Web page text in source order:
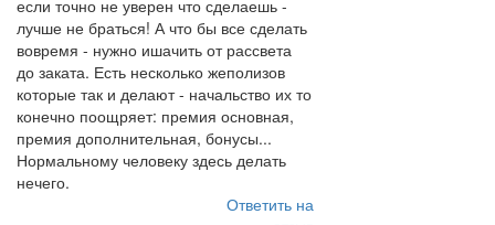
если точно не уверен что сделаешь -
лучше не браться! А что бы все сделать
вовремя - нужно ишачить от рассвета
до заката. Есть несколько жеполизов
которые так и делают - начальство их то
конечно поощряет: премия основная,
премия дополнительная, бонусы...
Нормальному человеку здесь делать
нечего.
Ответить на